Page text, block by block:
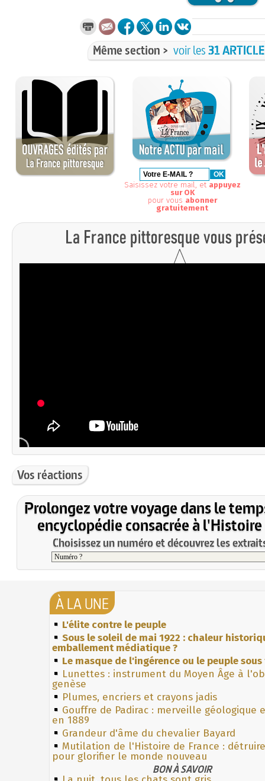
Même section > voir les31
Saisissez votre mail, et appuyez
sur OK
pour vous abonner
gratuitement
Vos réactions
Prolongez votre voyage dans le
encyclopédie consacrée à l'Histoire
Choisissez un numéro et découvrez les
À LA UNE
L'élite contre le peuple
Sous le soleil de mai 1922 : chaleur
emballement médiatique ?
Le masque de l'ingérence ou le peuple
Lunettes : instrument du Moyen Âge à
genèse
Plumes, encriers et crayons jadis
Gouffre de Padirac : merveille géologique
en 1889
Grandeur d'âme du chevalier Bayard
Mutilation de l'Histoire de France :
pour glorifier le monde nouveau
BON À SAVOIR